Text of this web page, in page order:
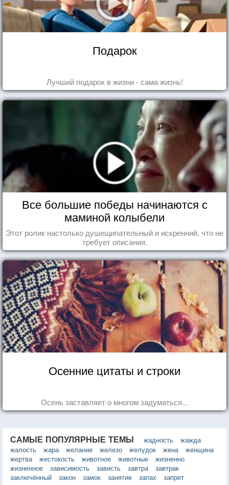
Подарок
Лучший подарок в жизни - сама жизнь!
Все большие победы начинаются с
маминой колыбели
Этот ролик настолько душещипательный и искренний, что не
требует описания.
Осенние цитаты и строки
Осень заставляет о многом задуматься...
САМЫЕ ПОПУЛЯРНЫЕ ТЕМЫ жадность
жажда
жалость
жара желание железо желудок жена
женщина
жертва
жестокость животное животные
жизненно
жизненное
зависимость зависть завтра
завтрак
заключённый
закон замок занятие запах
запрет